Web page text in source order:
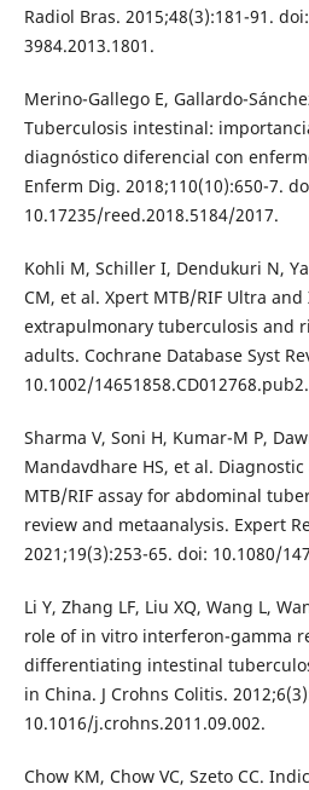
Radiol Bras. 2015;48(3):181-91.
3984.2013.1801.
Merino-Gallego E, Gallardo-
Tuberculosis intestinal:
diagnóstico diferencial con
Enferm Dig. 2018;110(10):650-7.
10.17235/reed.2018.5184/2017.
Kohli M, Schiller I, Dendukuri N,
CM, et al. Xpert MTB/RIF Ultra
extrapulmonary tuberculosis and
adults. Cochrane Database Syst
10.1002/14651858.CD012768.pub2.
Sharma V, Soni H, Kumar-M P,
Mandavdhare HS, et al.
MTB/RIF assay for abdominal
review and metaanalysis. Expert
2021;19(3):253-65. doi: 10.1080/
Li Y, Zhang LF, Liu XQ, Wang L,
role of in vitro interferon-gamma
differentiating intestinal
in China. J Crohns Colitis.
10.1016/j.crohns.2011.09.002.
Chow KM, Chow VC, Szeto CC.